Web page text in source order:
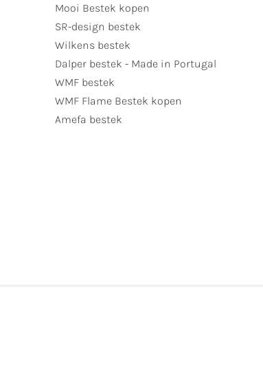
Mooi Bestek kopen
SR-design bestek
Wilkens bestek
Dalper bestek - Made in Portugal
WMF bestek
WMF Flame Bestek kopen
Amefa bestek